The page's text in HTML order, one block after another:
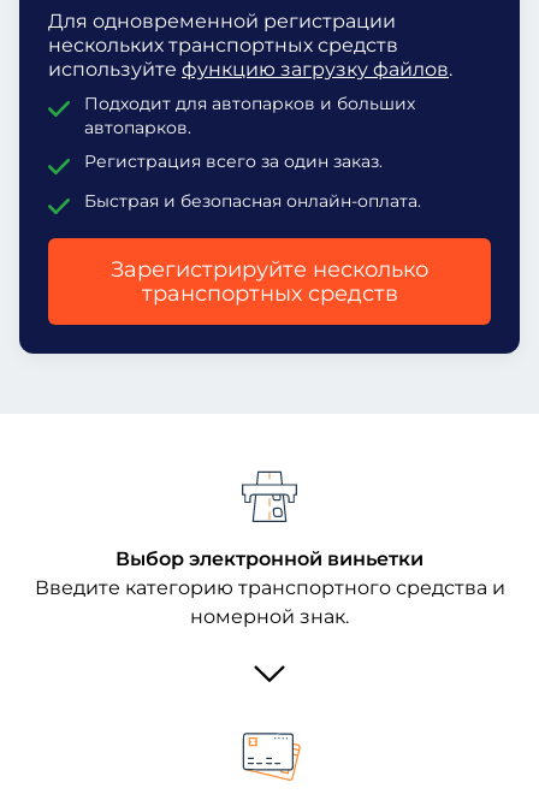
Для одновременной регистрации
нескольких транспортных средств
используйте функцию загрузку файлов.
Подходит для автопарков и больших
автопарков.
Регистрация всего за один заказ.
Быстрая и безопасная онлайн-оплата.
Зарегистрируйте несколько
транспортных средств
Выбор электронной виньетки
Введите категорию транспортного средства и
номерной знак.